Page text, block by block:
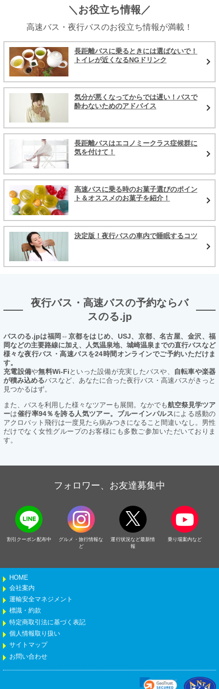
＼お役立ち情報／
高速バス・夜行バスのお役立ち情報が満載！
長距離バスに乗るときには選ばないで！
トイレが近くなるNGドリンク
気分が悪くなってからでは遅い！バスで
酔わないためのアドバイス
長距離バスはエコノミークラス症候群に
気を付けて！
高速バスに乗る時のお菓子選びのポイン
ト＆オススメのお菓子を紹介！
決定版！夜行バスの車内で睡眠するコツ
夜行バス・高速バスの予約ならバ
スのる.jp
バスのる.jpは福岡⇔京都をはじめ、USJ、京都、名古屋、金沢、福
岡などの主要路線に加え、人気温泉地、城崎温泉までの直行バスなど
様々な夜行バス・高速バスを24時間オンラインでご予約いただけま
す。
充電設備や無料Wi-Fiといった設備が充実したバスや、
自転車や楽器
が積み込めるバスなど、あなたに合った夜行バス・高速バスがきっと
見つかるはず。
また、バスを利用した様々なツアーも展開。なかでも航空祭見学ツア
ーは催行率94％を誇る人気ツアー。ブルーインパルスによる感動の
アクロバット飛行は一度見たら病みつきになること間違いなし。男性
だけでなく女性グループのお客様にも多数ご参加いただいておりま
す。
フォロワー、お友達募集中
割引クーポン配布中
グルメ・旅行情報な
ど
運行状況など最新情
報
乗り場案内など
HOME
会社案内
運輸安全マネジメント
標識・約款
特定商取引法に基づく表記
個人情報取り扱い
サイトマップ
お問い合わせ